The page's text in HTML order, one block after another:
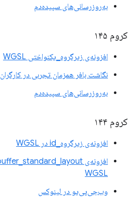
به‌روزرسانی‌های سپیده‌دم
کروم ۱۴۵
افزونه‌ی زیرگروه_یکنواختی WGSL
نگاشت بافر همزمان تجربی در کارگران
به‌روزرسانی‌های سپیده‌دم
کروم ۱۴۴
افزونه‌ی زیرگروه_id در WGSL
WGSL
وب‌جی‌پی‌یو در لینوکس